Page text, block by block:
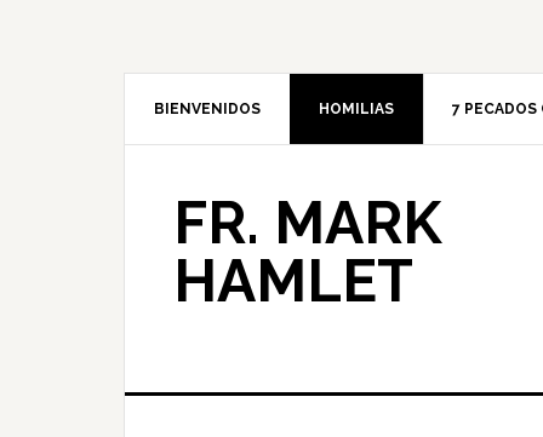
BIENVENIDOS HOMILIAS 7 PECADOS
FR. MARK
HAMLET